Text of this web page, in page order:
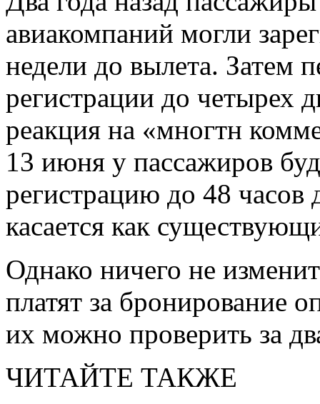
авиакомпаний могли
недели до вылета. Затем
регистрации до четырех
реакция на «многтн
13 июня у пассажиров
регистрацию до 48 часов
касается как
Однако ничего не
платят за бронирование
их можно проверить за
ЧИТАЙТЕ ТАКЖЕ